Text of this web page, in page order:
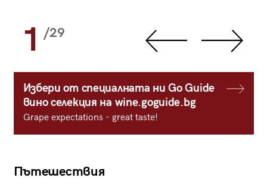
1 /29
Избери от специалната ни Go Guide
вино селекция на wine.goguide.bg
Grape expectations - great taste!
Пътешествия